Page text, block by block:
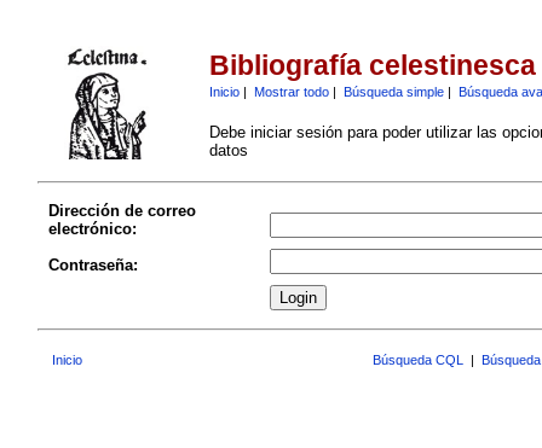
Bibliografía celestinesca
Inicio| Mostrar todo| Búsqueda simple| Búsqueda
Debe iniciar sesión para poder utilizar las
datos
Dirección de correo
electrónico:
Contraseña:
Inicio Búsqueda CQL |